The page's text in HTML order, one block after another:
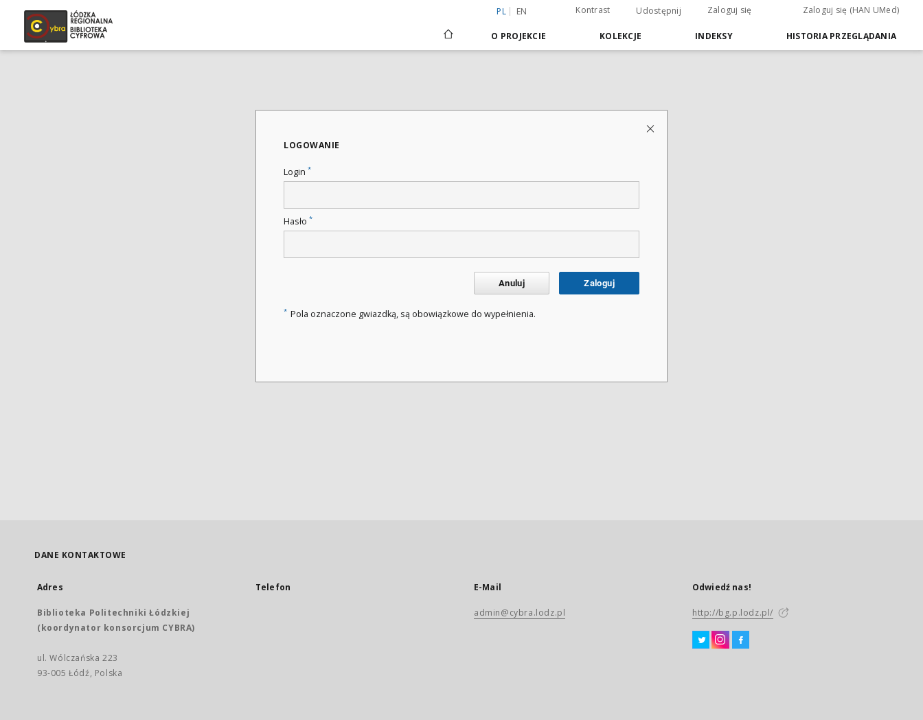
PL EN Kontrast Udostępnij Zaloguj się Zaloguj się (HAN UMed)
O PROJEKCIE KOLEKCJE INDEKSY HISTORIA PRZEGLĄDANIA
LOGOWANIE
Login *
Hasło *
Anuluj Zaloguj
* Pola oznaczone gwiazdką, są obowiązkowe do wypełnienia.
DANE KONTAKTOWE
Adres
Biblioteka Politechniki Łódzkiej
(koordynator konsorcjum CYBRA)
ul. Wólczańska 223
93-005 Łódź, Polska
Telefon E-Mail
admin@cybra.lodz.pl
Odwiedź nas!
http://bg.p.lodz.pl/